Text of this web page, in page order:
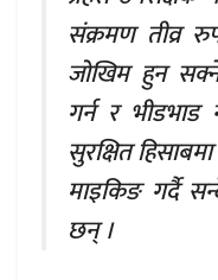
संक्रमण तीव्र
जोखिम हुन
गर्न र
सुरक्षित
माइकिङ गर्दै
छन् ।